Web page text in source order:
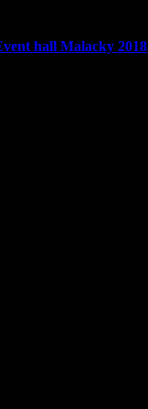
hall Malacky 2018